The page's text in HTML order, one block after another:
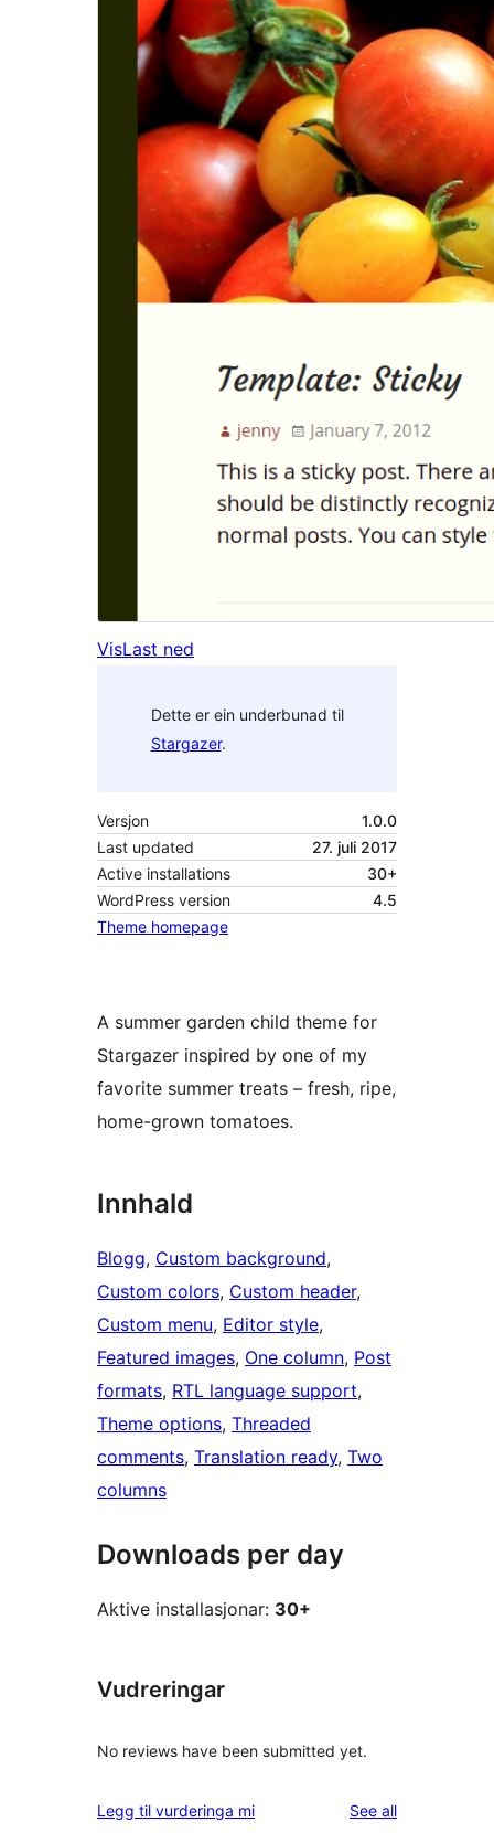
VisLast ned
Dette er ein underbunad til
Stargazer.
Versjon
1.0.0
Last updated
27. juli 2017
Active installations
30+
WordPress version
4.5
Theme homepage
A summer garden child theme for
Stargazer inspired by one of my
favorite summer treats – fresh, ripe,
home-grown tomatoes.
Innhald
Blogg, Custom background
Custom colors, Custom header
Custom menu, Editor style
Featured images, One column, Post
formats, RTL language support
Theme options, Threaded
comments, Translation ready, Two
columns
Downloads per day
Aktive installasjonar: 30+
Vudreringar
No reviews have been submitted yet.
Legg til vurderinga mi See allreviews